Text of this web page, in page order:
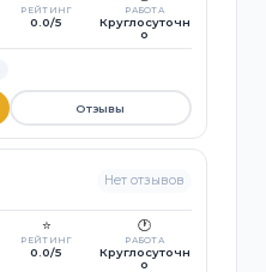
РЕЙТИНГ
0.0/5
РАБОТА
Круглосуточн
о
Отзывы
Нет отзывов
⭐
РЕЙТИНГ
0.0/5
🕐
РАБОТА
Круглосуточн
о